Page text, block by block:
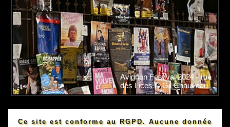
Avignon Festival 2024 - rue
des Lices © Gil Chauveau.
Ce site est conforme au RGPD. Aucune donnée